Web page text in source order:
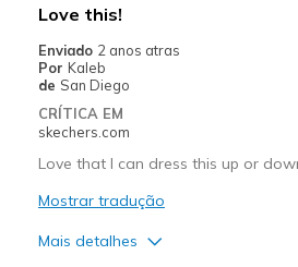
Love this!
Enviado 2 anos atras
Por Kaleb
de San Diego
CRÍTICA EM
skechers.com
Love that I can dress this up or
Mostrar tradução
Mais detalhes